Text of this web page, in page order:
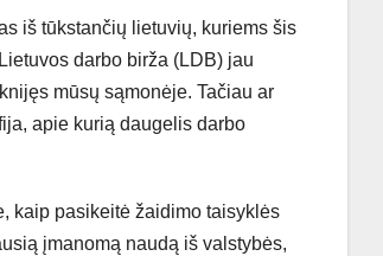
iš tūkstančių lietuvių, kuriems šis
darbo birža (LDB) jau
mūsų sąmonėje. Tačiau ar
apie kurią daugelis darbo
kaip pasikeitė žaidimo taisyklės
įmanomą naudą iš valstybės,